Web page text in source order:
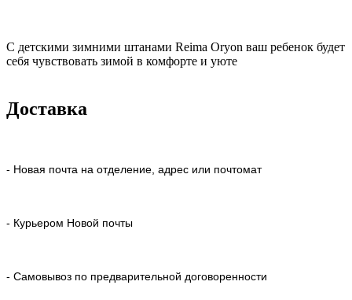
С детскими зимними штанами Reima Oryon ваш ребенок будет
себя чувствовать зимой в комфорте и уюте
Доставка
- Новая почта на отделение, адрес или почтомат
- Курьером Новой почты
- Самовывоз по предварительной договоренности